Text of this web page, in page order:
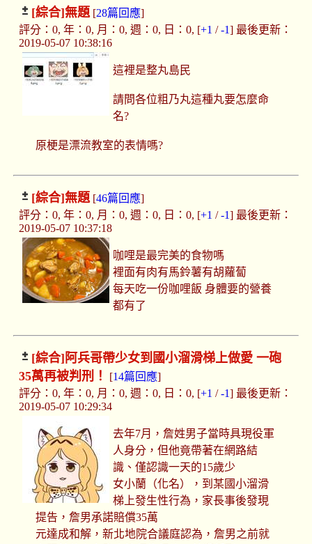
[綜合]無題[28篇回應]
評分：0, 年：0, 月：0, 週：0, 日：0, [+1 /-1] 最後更新：
2019-05-07 10:38:16
這裡是整丸島民
請問各位粗乃丸這種丸要怎麼命
名?
原梗是漂流教室的表情嗎?
[綜合]無題[46篇回應]
評分：0, 年：0, 月：0, 週：0, 日：0, [+1 /-1] 最後更新：
2019-05-07 10:37:18
咖哩是最完美的食物嗎
裡面有肉有馬鈴薯有胡蘿蔔
每天吃一份咖哩飯 身體要的營養
都有了
[綜合] 阿兵哥帶少女到國小溜滑梯上做愛 一砲
35萬再被判刑！
[14篇回應]
評分：0, 年：0, 月：0, 週：0, 日：0, [+1 /-1] 最後更新：
2019-05-07 10:29:34
去年7月，詹姓男子當時具現役軍
人身分，但他竟帶著在網路結
識、僅認識一天的15歲少
女小蘭（化名），到某國小溜滑
梯上發生性行為，家長事後發現
提告，詹男承諾賠償35萬
元達成和解，新北地院合議庭認為，詹男之前就